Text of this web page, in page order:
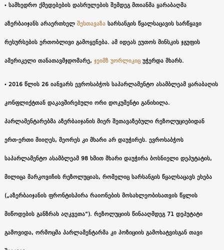
• სამხედრო ქმედებების დასრულების შემდეგ მთიანმა ყარაბაღმა
აზერბაიჯანს არაერთხელ შესთავაზასარსანგის წყალსაცავის სარწყავი
რესურსების ერთობლივი გამოყენება. ამ იდეას ეუთოს მინსკის ჯგუფის
ამერიკელი თანათავმჯდომარე, ჯეიმზ უორლიკიცუჭერდა მხარს.
• 2016 წლის 26 იანვარს ევროსაბჭოს საპარლამენტო ასამბლეამ ყარაბაღის
კონფლიქტთან დაკავშირებული ორი დოკუმენტი განიხილა.
პარლამენტარებმა აზერბაიჯანის მიერ შეთავაზებული რეზოლუციებიდან
ერთ-ერთი მიიღეს, მეორეს კი მხარი არ დაუჭირეს. ევროსაბჭოს
საპარლამენტო ასამბლეამ 98 ხმით მხარი დაუჭირა ბოსნიელი დეპუტატის,
მილიცა მარკოვიჩის რეზოლუციას, რომელიც სარსანგის წყალსაცავს ეხება
(„აზერბაიჯანის ფრონტისპირა რაიონების მოსახლეობისათვის წყლის
მიწოდების განზრახ აღკვეთა“). რეზოლუციის წინააღმდეგ 71 დეპუტატი
გამოვიდა, ორმოცმა პარლამენტარმა კი პოზიციის გამოხატვისგან თავი